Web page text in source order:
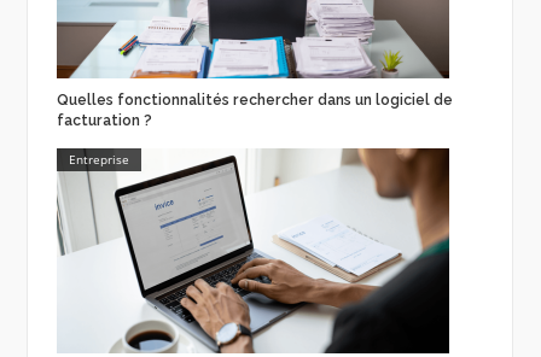
Quelles fonctionnalités rechercher dans un logiciel de
facturation ?
Entreprise